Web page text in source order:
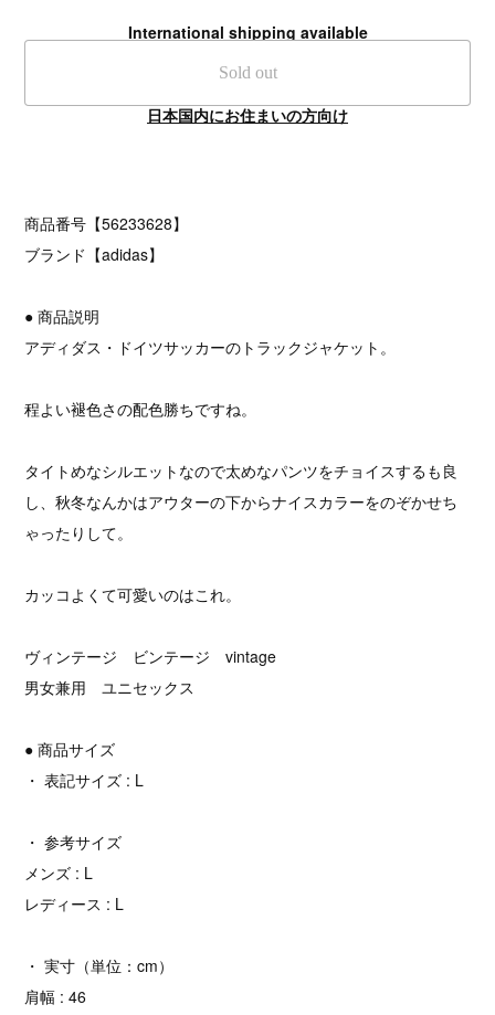
International shipping available
Sold out
日本国内にお住まいの方向け
商品番号【56233628】
ブランド【adidas】
● 商品説明
アディダス・ドイツサッカーのトラックジャケット。
程よい褪色さの配色勝ちですね。
タイトめなシルエットなので太めなパンツをチョイスするも良
し、秋冬なんかはアウターの下からナイスカラーをのぞかせち
ゃったりして。
カッコよくて可愛いのはこれ。
ヴィンテージ ビンテージ vintage
男女兼用 ユニセックス
● 商品サイズ
・ 表記サイズ : L
・ 参考サイズ
メンズ : L
レディース : L
・ 実寸（単位：cm）
肩幅 : 46